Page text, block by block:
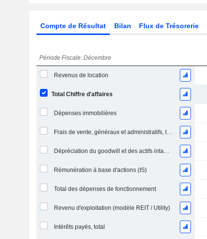
Compte de Résultat Bilan Flux de Trésorerie
Période Fiscale: Décembre
Revenus de location
Total Chiffre d'affaires
Dépenses immobilières
Frais de vente, généraux et administratifs, total
Dépréciation du goodwill et des actifs intangibles
Rémunération à base d'actions (IS)
Total des dépenses de fonctionnement
Revenu d'exploitation (modèle REIT / Utility)
Intérêts payés, total